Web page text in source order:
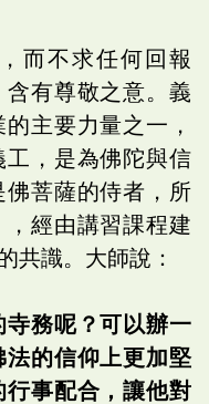
而不求任何回報
有尊敬之意。義
主要力量之一，
，是為佛陀與信
菩薩的侍者，所
經由講習課程建
共識。大師說：
務呢？可以辦一
的信仰上更加堅
行事配合，讓他對